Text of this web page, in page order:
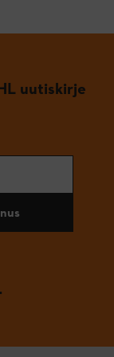
uutiskirje